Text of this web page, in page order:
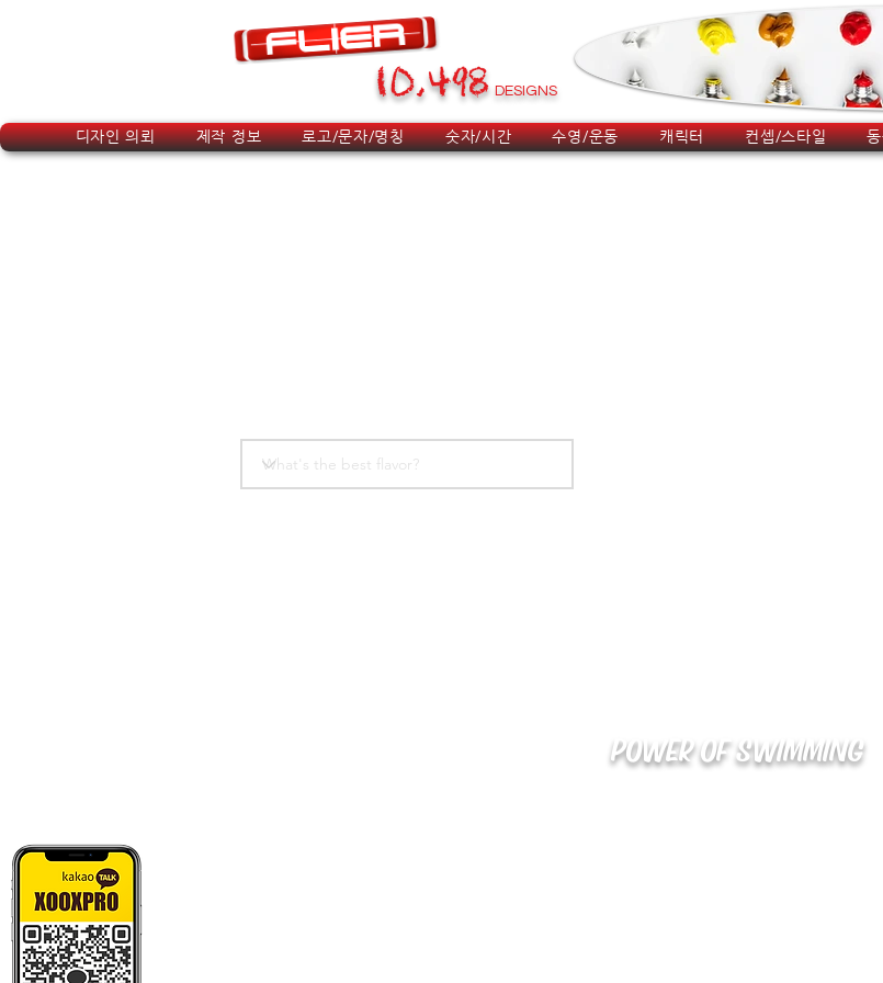
10,498 DESIGNS
디자인 의뢰 제작 정보 로고/문자/명칭 숫자/시간 수영/운동 캐릭터 컨셉/스타일
POWER OF SWIMMING